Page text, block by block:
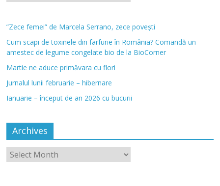
”Zece femei” de Marcela Serrano, zece povești
Cum scapi de toxinele din farfurie în România? Comandă un
amestec de legume congelate bio de la BioCorner
Martie ne aduce primăvara cu flori
Jurnalul lunii februarie – hibernare
Ianuarie – început de an 2026 cu bucurii
Archives